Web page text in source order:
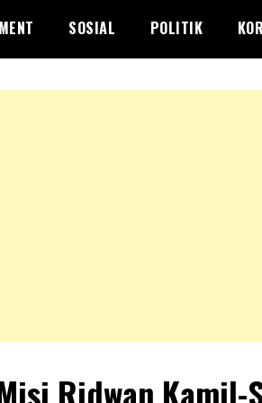
SOSIAL POLITIK
Ridwan Kamil-